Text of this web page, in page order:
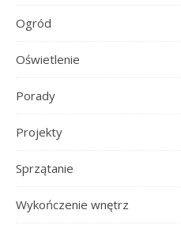
Ogród
Oświetlenie
Porady
Projekty
Sprzątanie
Wykończenie wnętrz